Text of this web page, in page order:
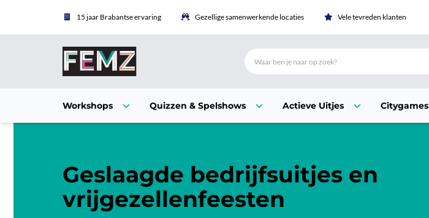
15 jaar Brabantse ervaring Gezellige samenwerkende locaties Vele tevreden klanten
Workshops Quizzen & Spelshows Actieve Uitjes Citygames
Geslaagde bedrijfsuitjes en
vrijgezellenfeesten